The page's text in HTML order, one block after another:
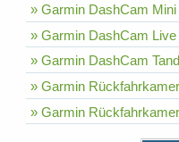
» Garmin DashCam Mini
» Garmin DashCam Live
» Garmin DashCam
» Garmin
» Garmin